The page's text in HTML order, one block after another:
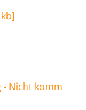
]
- Nicht komm